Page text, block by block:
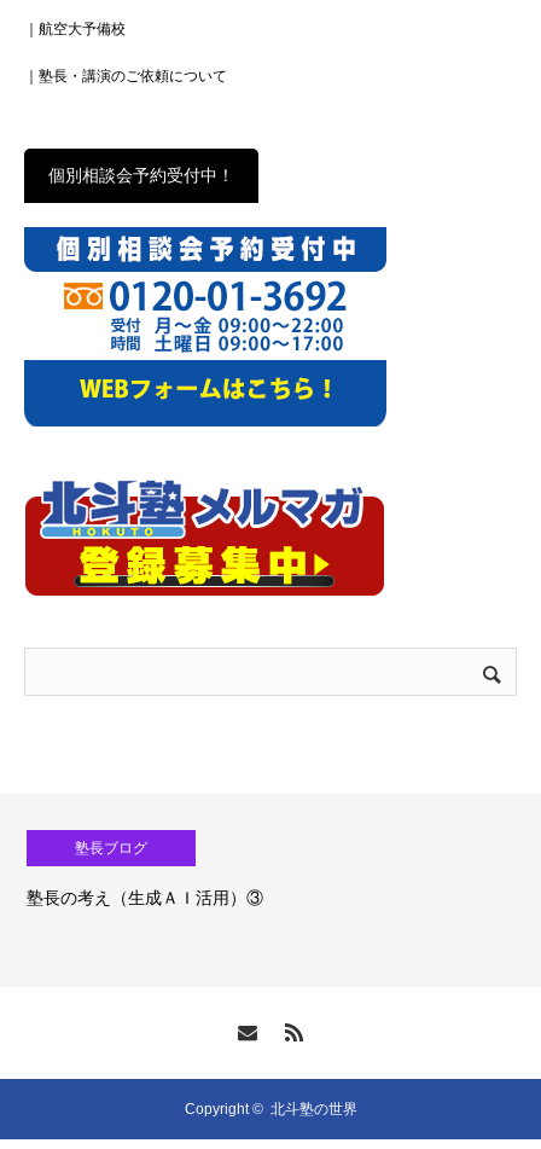
｜航空大予備校
｜塾長・講演のご依頼について
個別相談会予約受付中！
塾長ブログ
塾長の考え（生成ＡＩ活用）③
Copyright © 北斗塾の世界